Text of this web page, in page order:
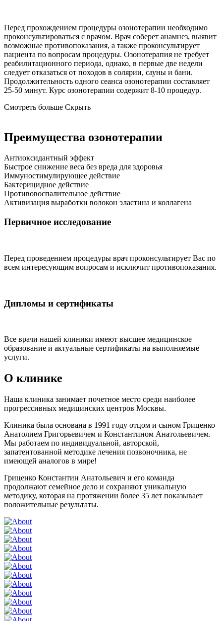
Перед прохождением процедуры озонотерапии необходимо
проконсультироваться с врачом. Врач соберет анамнез, выявит
возможные противопоказания, а также проконсультирует
пациента по вопросам процедуры. Озонотерапия не требует
реабилитационного периода, однако, в первые две недели
следует отказаться от походов в солярии, сауны и бани.
Продолжительность одного сеанса озонотерапии составляет
25-50 минут. Курс озонотерапии содержит 8-10 процедур.
Смотреть больше Скрыть
Преимущества озонотерапии
Антиоксидантный эффект
Быстрое снижение веса без вреда для здоровья
Иммуностимулирующее действие
Бактерицидное действие
Противовоспалительное действие
Активизация выработки волокон эластина и коллагена
Первичное исследование
Перед проведением процедуры врач проконсультирует Вас по
всем интересующим вопросам и исключит противопоказания.
Дипломы и сертификаты
Все врачи нашей клиники имеют высшее медицинское
образование и актуальные сертификаты на выполняемые
услуги.
О клинике
Наша клиника занимает почетное место среди наиболее
прогрессивных медицинских центров Москвы.
Клиника была основана в 1991 году отцом и сыном Гриценко
Анатолием Григорьевичем и Константином Анатольевичем.
Мы работаем по индивидуальной, авторской,
запатентованной методике лечения позвоночника, не
имеющей аналогов в мире!
Гриценко Константин Анатольевич и его команда
продолжают семейное дело и сохраняют уникальную
методику, которая на протяжении более 35 лет показывает
положительные результаты.